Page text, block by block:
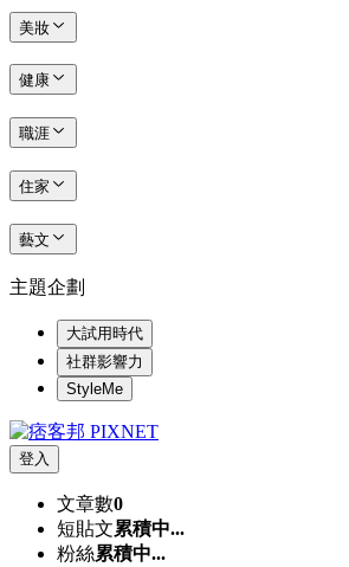
美妝
健康
職涯
住家
藝文
主題企劃
大試用時代
社群影響力
StyleMe
登入
文章數0
短貼文累積中...
粉絲累積中...